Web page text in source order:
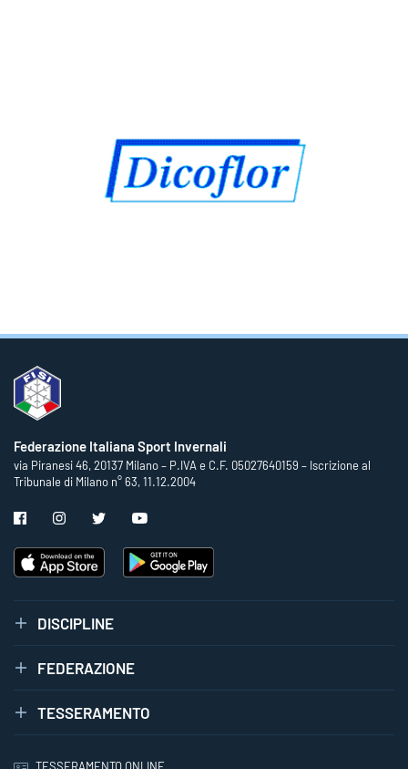
Federazione Italiana Sport Invernali
via Piranesi 46, 20137 Milano – P.IVA e C.F. 05027640159 – Iscrizione al
Tribunale di Milano n° 63, 11.12.2004
DISCIPLINE
FEDERAZIONE
TESSERAMENTO